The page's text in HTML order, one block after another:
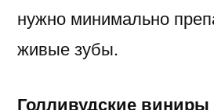
нужно минимально
живые зубы.
Голливудские виниры